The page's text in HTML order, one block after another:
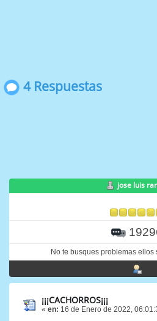
4 Respuestas
jose luis
No te busques problemas ellos
¡¡¡CACHORROS¡¡¡
« en: 16 de Enero de 2022,